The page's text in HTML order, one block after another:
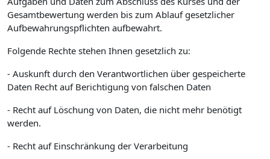
Gesamtbewertung werden bis zum Ablauf gesetzlicher
Aufbewahrungspflichten aufbewahrt.
Folgende Rechte stehen Ihnen gesetzlich zu:
- Auskunft durch den Verantwortlichen über gespeicherte
Daten Recht auf Berichtigung von falschen Daten
- Recht auf Löschung von Daten, die nicht mehr benötigt
werden.
- Recht auf Einschränkung der Verarbeitung